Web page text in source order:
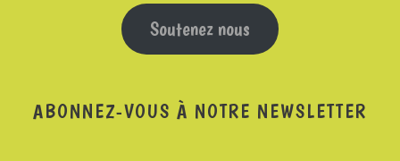
Soutenez nous
ABONNEZ-VOUS À NOTRE NEWSLETTER